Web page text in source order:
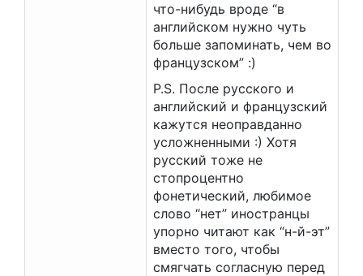
что-нибудь вроде “в
английском нужно чуть
больше запоминать, чем во
французском” :)
P.S. После русского и
английский и французский
кажутся неоправданно
усложненными :) Хотя
русский тоже не
стопроцентно
фонетический, любимое
слово “нет” иностранцы
упорно читают как “н-й-эт”
вместо того, чтобы
смягчать согласную перед